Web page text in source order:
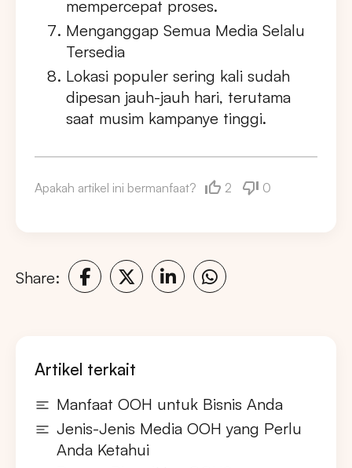
mempercepat proses.
Menganggap Semua Media Selalu
Tersedia
Lokasi populer sering kali sudah
dipesan jauh-jauh hari, terutama
saat musim kampanye tinggi.
Apakah artikel ini bermanfaat? 2 0
Share:
Artikel terkait
Manfaat OOH untuk Bisnis Anda
Jenis-Jenis Media OOH yang Perlu
Anda Ketahui